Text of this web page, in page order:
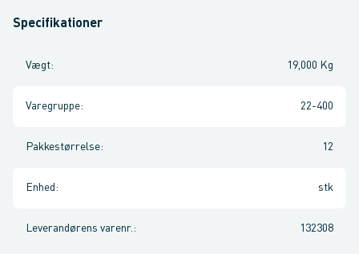
Specifikationer
Vægt: 19,000 Kg
Varegruppe: 22-400
Pakkestørrelse: 12
Enhed : stk
Leverandørens varenr. : 132308